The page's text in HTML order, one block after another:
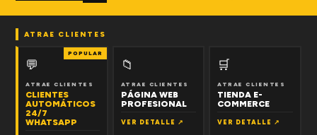
ATRAE CLIENTES
POPULAR
💬
ATRAE CLIENTES
CLIENTES
AUTOMÁTICOS
24/7
WHATSAPP
📁
ATRAE CLIENTES
PÁGINA WEB
PROFESIONAL
VER DETALLE ↗
🛒
ATRAE CLIENTES
TIENDA E-
COMMERCE
VER DETALLE ↗